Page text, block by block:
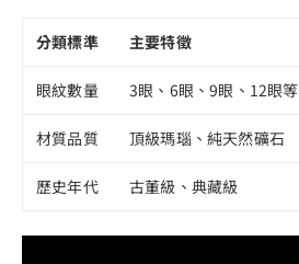
分類標準 主要特徵
眼紋數量 3眼、6眼、9眼、12眼等
材質品質 頂級瑪瑙、純天然礦石
歷史年代 古董級、典藏級